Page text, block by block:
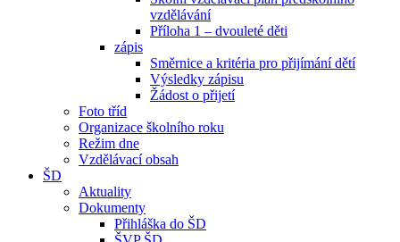
vzdělávání
Příloha 1 – dvouleté děti
zápis
Směrnice a kritéria pro přijímání dětí
Výsledky zápisu
Žádost o přijetí
Foto tříd
Organizace školního roku
Režim dne
Vzdělávací obsah
ŠD
Aktuality
Dokumenty
Přihláška do ŠD